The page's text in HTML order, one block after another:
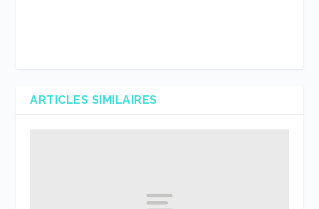
ARTICLES SIMILAIRES